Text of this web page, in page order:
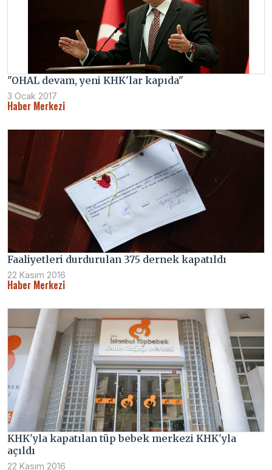
"OHAL devam, yeni KHK'lar kapıda"
3 Ocak 2017
Haber Merkezi
Faaliyetleri durdurulan 375 dernek kapatıldı
22 Kasım 2016
Haber Merkezi
KHK'yla kapatılan tüp bebek merkezi KHK'yla
açıldı
22 Kasım 2016